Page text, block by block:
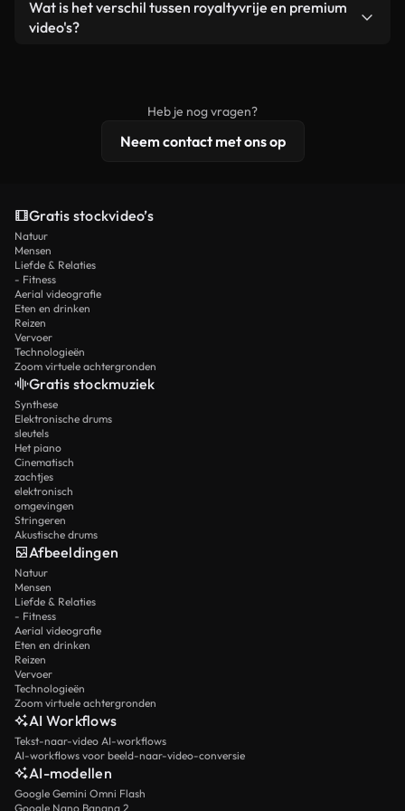
een losstaand product.
remixen. Zorg er wel voor dat het eindproduct
Wat is het verschil tussen royaltyvrije en premium
video's?
licentiebescherming omvat.
Heb je nog vragen?
Neem contact met ons op
Gratis stockvideo’s
Natuur
Mensen
Liefde & Relaties
- Fitness
Aerial videografie
Eten en drinken
Reizen
Vervoer
Technologieën
Zoom virtuele achtergronden
Gratis stockmuziek
Synthese
Elektronische drums
sleutels
Het piano
Cinematisch
zachtjes
elektronisch
omgevingen
Stringeren
Akustische drums
Afbeeldingen
Natuur
Mensen
Liefde & Relaties
- Fitness
Aerial videografie
Eten en drinken
Reizen
Vervoer
Technologieën
Zoom virtuele achtergronden
AI Workflows
Tekst-naar-video AI-workflows
AI-workflows voor beeld-naar-video-conversie
AI-modellen
Google Gemini Omni Flash
Google Nano Banana 2